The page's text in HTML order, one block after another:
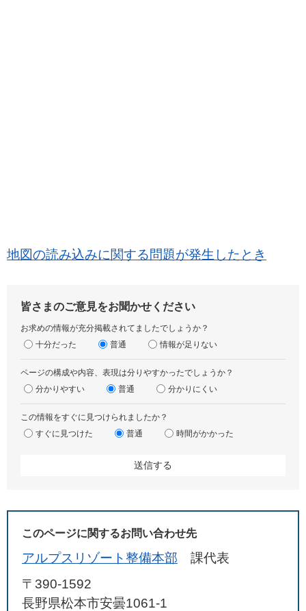
地図の読み込みに関する問題が発生したとき
皆さまのご意見をお聞かせください
お求めの情報が充分掲載されてましたでしょうか？
十分だった
普通 情報が足りない
ページの構成や内容、表現は分りやすかったでしょうか？
分かりやすい
普通 分かりにくい
この情報をすぐに見つけられましたか？
すぐに見つけた
普通 時間がかかった
このページに関するお問い合わせ先
アルプスリゾート整備本部
課代表
〒390-1592
長野県松本市安曇1061-1